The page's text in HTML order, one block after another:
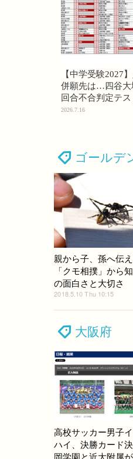
【中学受験2027
併願先は…四谷大
回合不合判定テ
2026.7.16
ゴールデ
親から子、孫へ伝
「クモ相撲」から
の面白さと大切さ
2018.5.10 Thu 10:15
大阪府
高校サッカー男子
ハイ、決勝カード